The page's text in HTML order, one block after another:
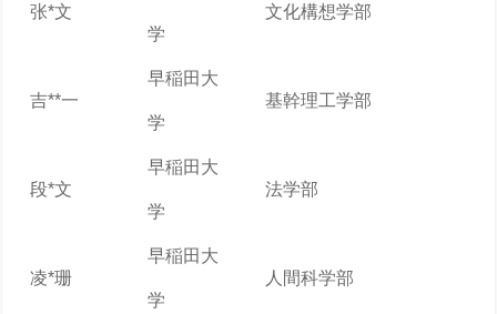
张*文
学
文化構想学部
吉**一
早稲田大
学
基幹理工学部
段*文
早稲田大
学
法学部
凌*珊
早稲田大
学
人間科学部